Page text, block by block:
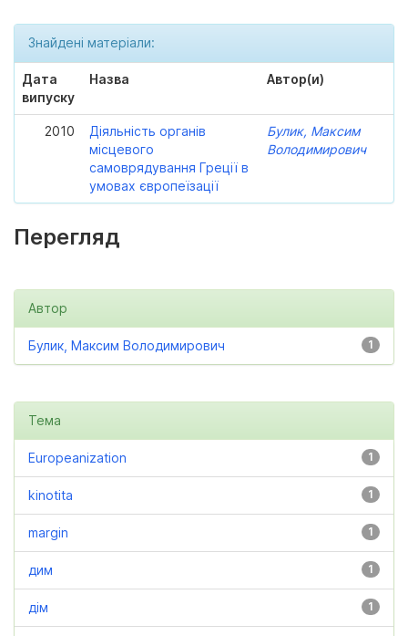
Знайдені матеріали:
Дата
випуску
Назва Автор(и)
2010
Діяльність органів
місцевого
самоврядування Греції в
умовах європеїзації
Булик, Максим
Володимирович
Перегляд
Автор
1
Булик, Максим Володимирович
Тема
1
Europeanization
1
kinotita
1
margin
1
дим
1
дім